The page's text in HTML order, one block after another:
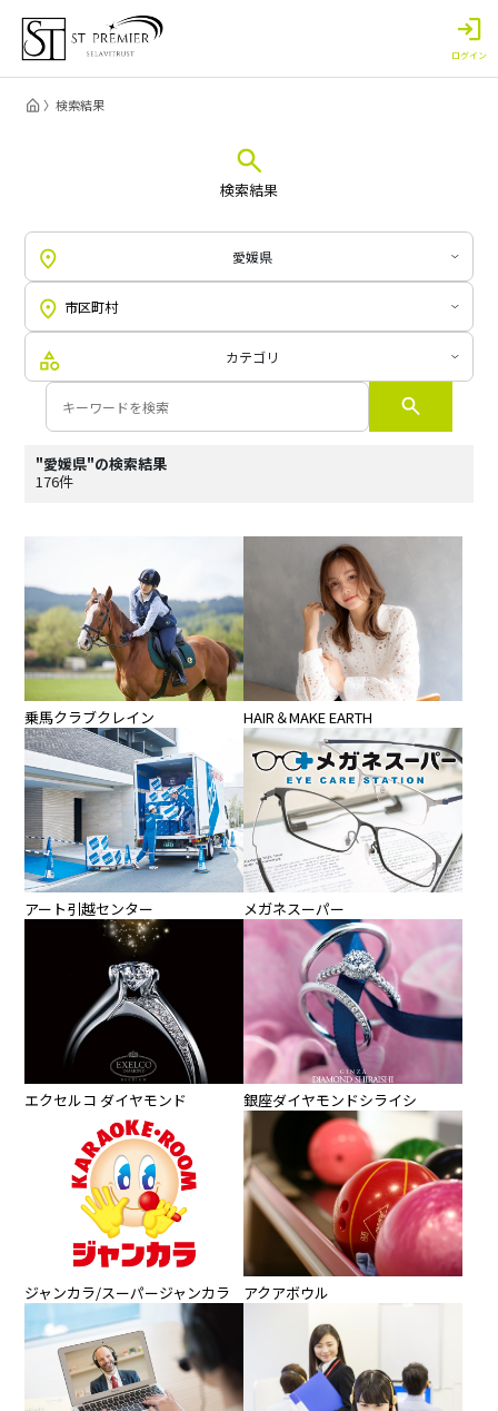
ログイン
検索結果
検索結果
愛媛県
カテゴリ
"愛媛県"の検索結果
176件
乗馬クラブクレイン HAIR＆MAKE EARTH
アート引越センター メガネスーパー
エクセルコ ダイヤモンド 銀座ダイヤモンドシライシ
ジャンカラ/スーパージャンカラ アクアボウル